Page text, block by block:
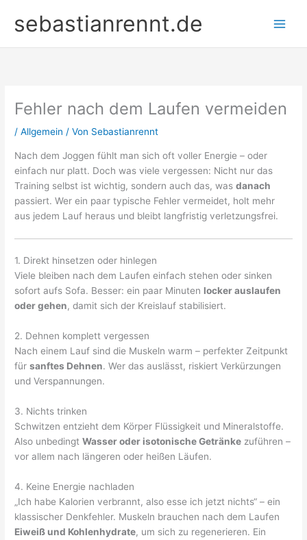
Inhaltsebastianrennt.de
Fehler nach dem Laufen vermeiden
/Allgemein / Von Sebastianrennt
Nach dem Joggen fühlt man sich oft voller Energie – oder
einfach nur platt. Doch was viele vergessen: Nicht nur das
Training selbst ist wichtig, sondern auch das, wasdanach
passiert. Wer ein paar typische Fehler vermeidet, holt mehr
aus jedem Lauf heraus und bleibt langfristig verletzungsfrei.
1. Direkt hinsetzen oder hinlegen
Viele bleiben nach dem Laufen einfach stehen oder sinken
sofort aufs Sofa. Besser: ein paar Minuten locker auslaufen
oder gehen, damit sich der Kreislauf stabilisiert.
2. Dehnen komplett vergessen
Nach einem Lauf sind die Muskeln warm – perfekter Zeitpunkt
fürsanftes Dehnen. Wer das auslässt, riskiert Verkürzungen
und Verspannungen.
3. Nichts trinken
Schwitzen entzieht dem Körper Flüssigkeit und Mineralstoffe.
Also unbedingtWasser oder isotonische Getränke zuführen –
vor allem nach längeren oder heißen Läufen.
4. Keine Energie nachladen
„Ich habe Kalorien verbrannt, also esse ich jetzt nichts“ – ein
klassischer Denkfehler. Muskeln brauchen nach dem Laufen
Eiweiß und Kohlenhydrate, um sich zu regenerieren. Ein